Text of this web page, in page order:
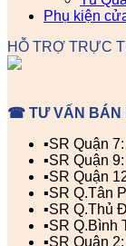
Phụ kiện
HỖ TRỢ TRỰC
☎ TƯ VẤN BÁN
▪️SR Quận
▪️SR Quận
▪️SR Quận
▪️SR Q.Tân
▪️SR Q.Thủ
▪️SR Q.Bình
▪️SR Quận